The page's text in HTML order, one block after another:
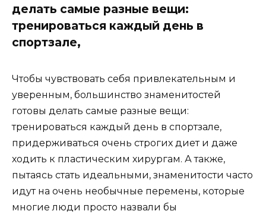
делать самые разные вещи:
тренироваться каждый день в
спортзале,
Чтобы чувствовать себя привлекательным и
уверенным, большинство знаменитостей
готовы делать самые разные вещи:
тренироваться каждый день в спортзале,
придерживаться очень строгих диет и даже
ходить к пластическим хирургам. А также,
пытаясь стать идеальными, знаменитости часто
идут на очень необычные перемены, которые
многие люди просто назвали бы